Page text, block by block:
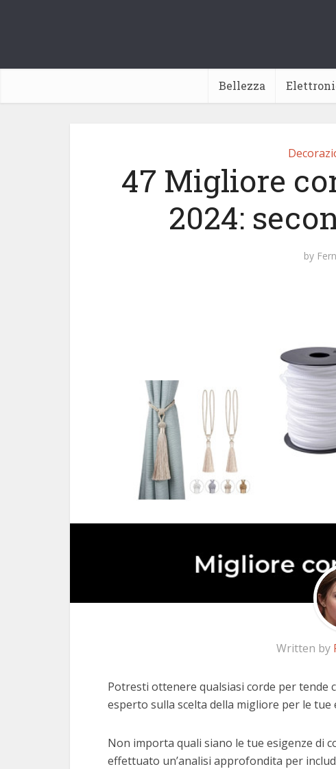
Bellezza
47 Migliore
2024:
by
Written by
Potresti ottenere qualsiasi corde per tende
esperto sulla scelta della migliore per le
Non importa quali siano le tue esigenze di
effettuato un’analisi approfondita per